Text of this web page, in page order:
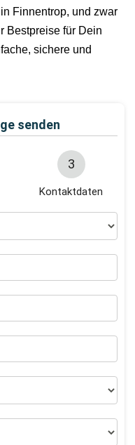
Finnentrop, und zwar
Bestpreise für Dein
sichere und